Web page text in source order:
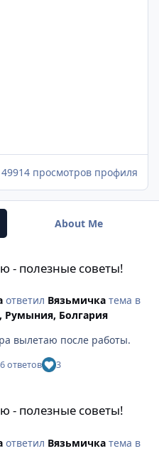
49914 просмотров профиля
About Me
- полезные советы!
ответил Вязьмичкатема в
Румыния, Болгария
вылетаю после работы.
ответов 3
- полезные советы!
ответил Вязьмичкатема в